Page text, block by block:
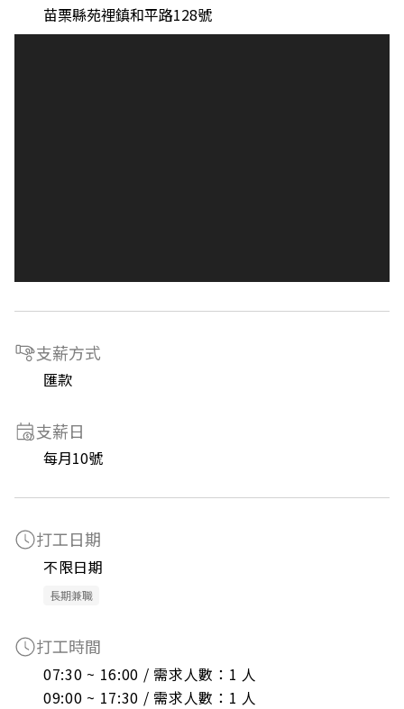
苗栗縣苑裡鎮和平路128號
支薪方式
匯款
支薪日
每月10號
打工日期
不限日期
長期兼職
打工時間
07:30 ~ 16:00 / 需求人數：1 人
09:00 ~ 17:30 / 需求人數：1 人